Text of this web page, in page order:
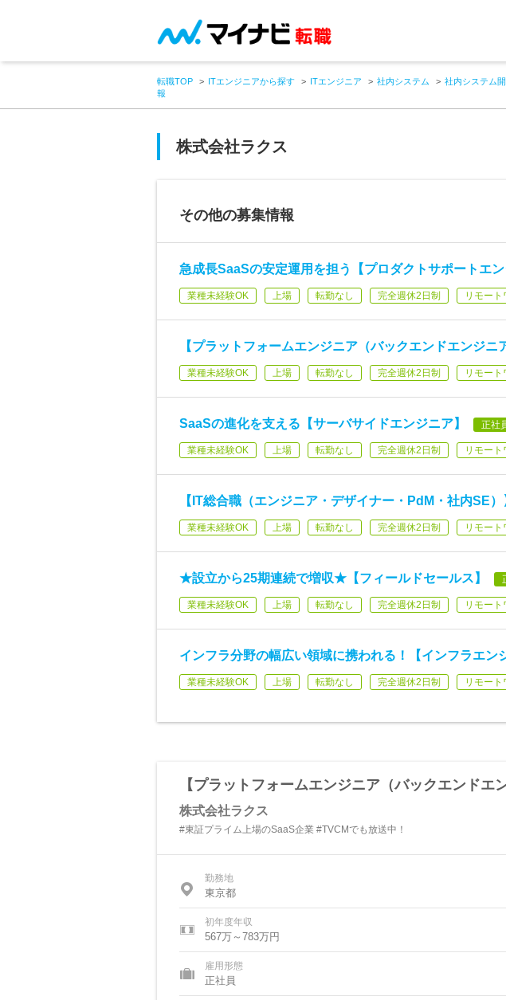
転職TOP ITエンジニアから探す ITエンジニア 社内システム 社内システム
報
株式会社ラクス
その他の募集情報
急成長SaaSの安定運用を担う【プロダクトサポートエン
業種未経験OK 上場 転勤なし 完全週休2日制 リモート
【プラットフォームエンジニア（バックエンドエンジニ
業種未経験OK 上場 転勤なし 完全週休2日制 リモート
SaaSの進化を支える【サーバサイドエンジニア】 正社
業種未経験OK 上場 転勤なし 完全週休2日制 リモート
【IT総合職（エンジニア・デザイナー・PdM・社内SE）
業種未経験OK 上場 転勤なし 完全週休2日制 リモート
★設立から25期連続で増収★【フィールドセールス】
業種未経験OK 上場 転勤なし 完全週休2日制 リモート
インフラ分野の幅広い領域に携われる！【インフラエン
業種未経験OK 上場 転勤なし 完全週休2日制 リモート
【プラットフォームエンジニア（バックエンドエ
株式会社ラクス
#東証プライム上場のSaaS企業 #TVCMでも放送中！
勤務地
東京都
初年度年収
567万～783万円
雇用形態
正社員